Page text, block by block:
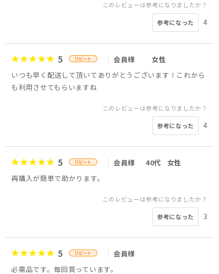
このレビューは参考になりましたか？
参考になった 4
5 会員様
女性
いつも早く配送して頂いてありがとうございます！これから
も利用させてもらいますね
このレビューは参考になりましたか？
参考になった 4
5 会員様 40代
女性
再購入が簡単で助かります。
このレビューは参考になりましたか？
参考になった 3
5
会員様
必需品です。毎回買っています。